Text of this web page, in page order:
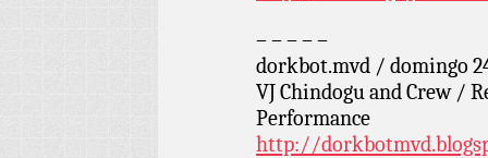
– – – – –
dorkbot.mvd / domingo
VJ Chindogu and Crew /
Performance
http://